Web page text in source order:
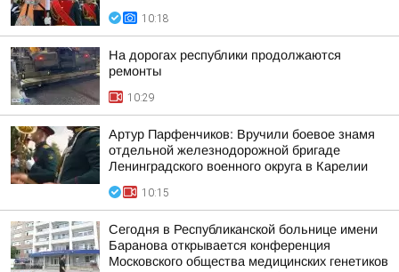
10:18
На дорогах республики продолжаются
ремонты
10:29
Артур Парфенчиков: Вручили боевое знамя
отдельной железнодорожной бригаде
Ленинградского военного округа в Карелии
10:15
Сегодня в Республиканской больнице имени
Баранова открывается конференция
Московского общества медицинских генетиков